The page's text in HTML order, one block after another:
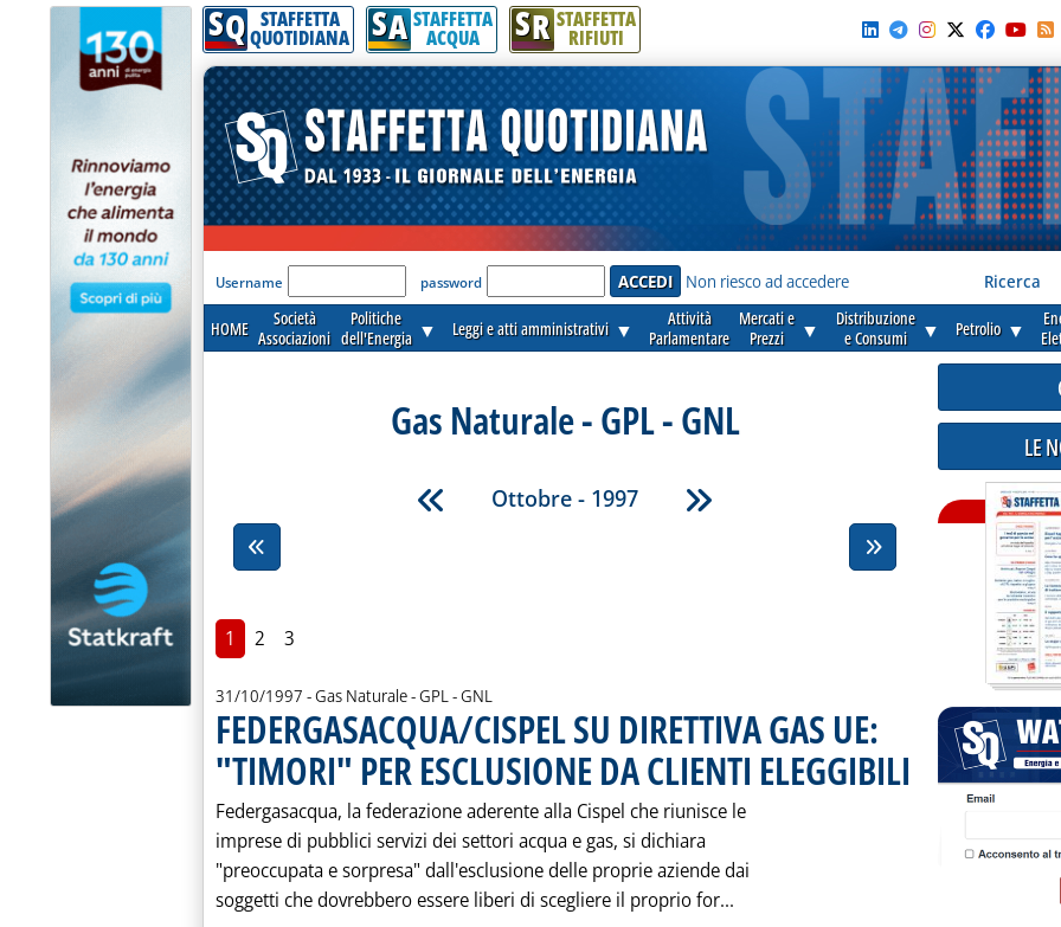
SQ STAFFETTA
QUOTIDIANA SA STAFFETTA
ACQUA SR STAFFETTA
RIFIUTI
'Modulo Login per accedere'
Username password Non riesco ad accedere Ricerca
HOME
Società
Associazioni
Politiche
dell'Energia ▼ Leggi e atti amministrativi ▼
Attività
Parlamentare
Mercati e
Prezzi
▼
Distribuzione
e Consumi
▼ Petrolio ▼
Gas Naturale - GPL - GNL
Ottobre - 1997
1 2 3
31/10/1997 - Gas Naturale - GPL - GNL
FEDERGASACQUA/CISPEL SU DIRETTIVA GAS UE:
"TIMORI" PER ESCLUSIONE DA CLIENTI ELEGGIBILI . Pubblicata venerdì 31
Federgasacqua, la federazione aderente alla Cispel che riunisce le
imprese di pubblici servizi dei settori acqua e gas, si dichiara
"preoccupata e sorpresa" dall'esclusione delle proprie aziende dai
soggetti che dovrebbero essere liberi di scegliere il proprio for... Leggi tutta la notizia:
LE